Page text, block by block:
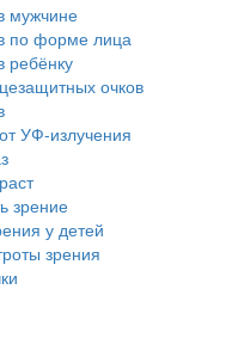
мужчине
по форме лица
ребёнку
очков
УФ-излучения
зрение
у детей
зрения